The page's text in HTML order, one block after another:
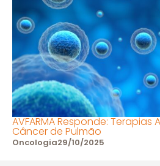
AVFARMA Responde: Terapias
Câncer de Pulmão
Oncologia29/10/2025